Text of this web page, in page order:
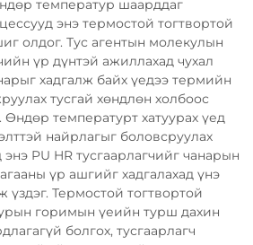
температур шаарддаг
энэ термостой тогтвортой
олдог. Тус агентын молекулын
үр дүнтэй ажиллахад чухал
хадгалж байх үедээ термийн
тусгай хөндлөн холбоос
Өндөр температурт хатуурах үед
найрлагыг боловсруулах
PU HR тусгаарлагчийг чанарын
үр ашгийг хадгалахад үнэ
үздэг. Термостой тогтвортой
горимын үеийн турш дахин
болгох, тусгаарлагч